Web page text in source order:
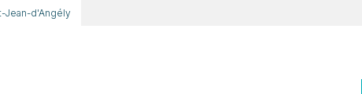
Jean-d'Angély